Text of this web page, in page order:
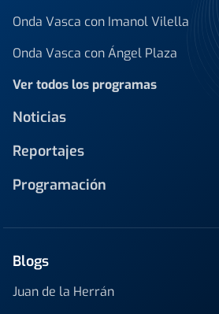
Onda Vasca con Imanol Vilella
Onda Vasca con Ángel Plaza
Ver todos los programas
Noticias
Reportajes
Programación
Blogs
Juan de la Herrán